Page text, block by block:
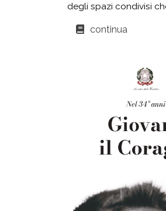
degli spazi condivisi
continua